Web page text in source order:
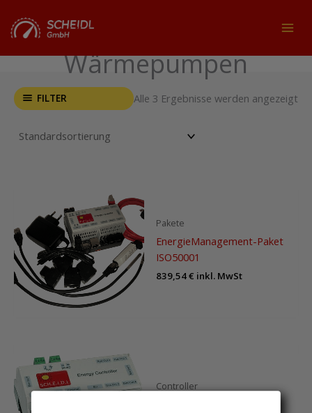
Inhalt
springen
Wärmepumpen
FILTER Alle 3 Ergebnisse werden angezeigt
Pakete
EnergieManagement-Paket
ISO50001
839,54€ inkl. MwSt
Controller